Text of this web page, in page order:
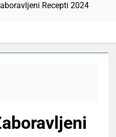
Recepti 2024